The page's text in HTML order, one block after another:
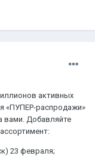
активных
«ПУПЕР-распродажи»
вами. Добавляйте
23 февраля;